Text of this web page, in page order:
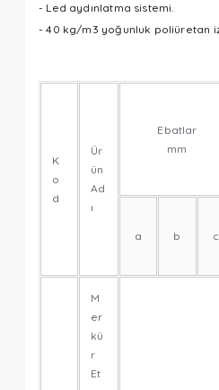
- Led aydınlatma sistemi.
- 40 kg/m3 yoğunluk poliüretan
K
o
d
Ür
ün
Ad
ı
Ebatlar
mm
a b c
M
er
kü
r
Et